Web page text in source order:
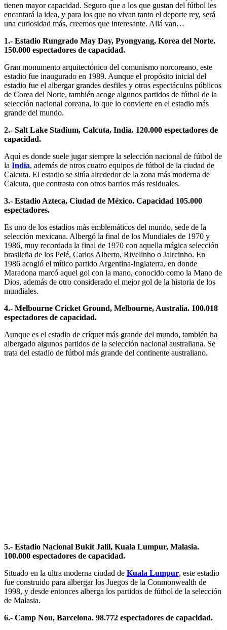
tienen mayor capacidad. Seguro que a los que gustan del fútbol les
encantará la idea, y para los que no vivan tanto el deporte rey, será
una curiosidad más, creemos que interesante. Allá van…
1.- Estadio Rungrado May Day, Pyongyang, Korea del Norte.
150.000 espectadores de capacidad.
Gran monumento arquitectónico del comunismo norcoreano, este
estadio fue inaugurado en 1989. Aunque el propósito inicial del
estadio fue el albergar grandes desfiles y otros espectáculos públicos
de Corea del Norte, también acoge algunos partidos de fútbol de la
selección nacional coreana, lo que lo convierte en el estadio más
grande del mundo.
2.- Salt Lake Stadium, Calcuta, India. 120.000 espectadores de
capacidad.
Aquí es donde suele jugar siempre la selección nacional de fútbol de
la India, además de otros cuatro equipos de fútbol de la ciudad de
Calcuta. El estadio se sitúa alrededor de la zona más moderna de
Calcuta, que contrasta con otros barrios más residuales.
3.- Estadio Azteca, Ciudad de México. Capacidad 105.000
espectadores.
Es uno de los estadios más emblemáticos del mundo, sede de la
selección mexicana. Albergó la final de los Mundiales de 1970 y
1986, muy recordada la final de 1970 con aquella mágica selección
brasileña de los Pelé, Carlos Alberto, Rivelinho o Jaircinho. En
1986 acogió el mítico partido Argentina-Inglaterra, en donde
Maradona marcó aquel gol con la mano, conocido como la Mano de
Dios, además de otro considerado el mejor gol de la historia de los
mundiales.
4.- Melbourne Cricket Ground, Melbourne, Australia. 100.018
espectadores de capacidad.
Aunque es el estadio de críquet más grande del mundo, también ha
albergado algunos partidos de la selección nacional australiana. Se
trata del estadio de fútbol más grande del continente australiano.
5.- Estadio Nacional Bukit Jalil, Kuala Lumpur, Malasia.
100.000 espectadores de capacidad.
Situado en la ultra moderna ciudad de Kuala Lumpur, este estadio
fue construido para albergar los Juegos de la Conmonwealth de
1998, y desde entonces alberga los partidos de fútbol de la selección
de Malasia.
6.- Camp Nou, Barcelona. 98.772 espectadores de capacidad.